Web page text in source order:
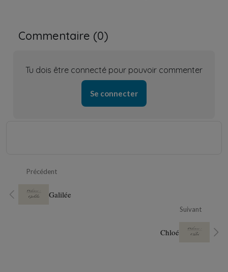
Commentaire (0)
Tu dois être connecté pour pouvoir commenter
Se connecter
Précédent
Galilée
Suivant
Chloé